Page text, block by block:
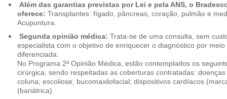
Além das garantias previstas por Lei e pela ANS, o
oferece: Transplantes: fígado, pâncreas, coração, pulmão e
Acupuntura.
Segunda opinião médica: Trata-se de uma consulta, sem
especialista com o objetivo de enriquecer o diagnóstico por
diferenciada.
No Programa 2ª Opinião Médica, estão contemplados os
cirúrgica, sendo respeitadas as coberturas contratadas:
coluna; escoliose; bucomaxilofacial; dispositivos cardíacos
(bariátrica).